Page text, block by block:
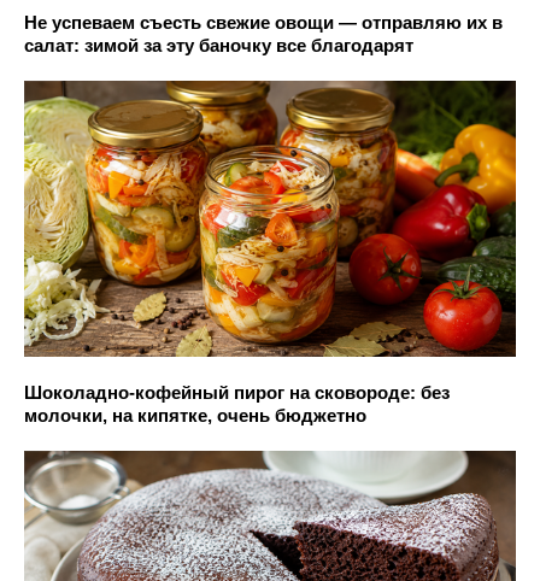
Не успеваем съесть свежие овощи — отправляю их в
салат: зимой за эту баночку все благодарят
Шоколадно-кофейный пирог на сковороде: без
молочки, на кипятке, очень бюджетно